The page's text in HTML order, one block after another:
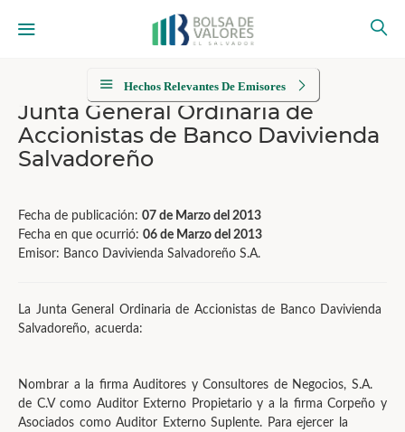
Hechos Relevantes De Emisores
Junta General Ordinaria de
Accionistas de Banco Davivienda
Salvadoreño
Fecha de publicación: 07 de Marzo del 2013
Fecha en que ocurrió: 06 de Marzo del 2013
Emisor: Banco Davivienda Salvadoreño S.A.
La Junta General Ordinaria de Accionistas de Banco Davivienda
Salvadoreño, acuerda:
Nombrar a la firma Auditores y Consultores de Negocios, S.A.
de C.V como Auditor Externo Propietario y a la firma Corpeño y
Asociados como Auditor Externo Suplente. Para ejercer la